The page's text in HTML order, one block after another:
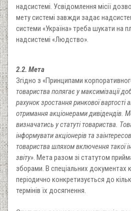
надсистемі. Усвідомлення місії
мету системі завжди задає
системи «Україна» треба шукати на
надсистемі «Людство».
2.2. Мета
Згідно з «Принципами
товариства полягає у максимізації
рахунок зростання ринкової вартості
отримання акціонерами дивідендів.
визначатись у статуті товариства.
інформувати акціонерів та
товариства шляхом включення такої
звіту». Мета разом зі статутом
зборами. В спеціальних документах
періодично конкретизується до
термінів їх досягнення.